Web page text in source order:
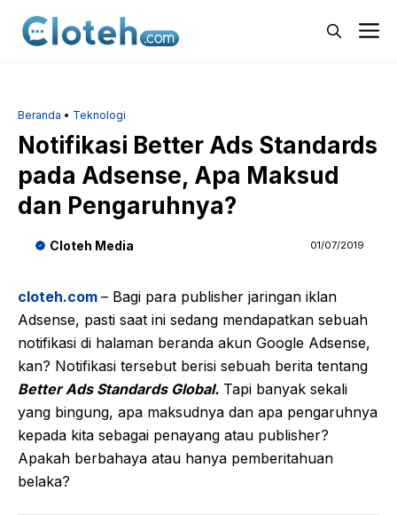
Beranda • Teknologi
Notifikasi Better Ads Standards
pada Adsense, Apa Maksud
dan Pengaruhnya?
Cloteh Media 01/07/2019
cloteh.com – Bagi para publisher jaringan iklan
Adsense, pasti saat ini sedang mendapatkan sebuah
notifikasi di halaman beranda akun Google Adsense,
kan? Notifikasi tersebut berisi sebuah berita tentang
Better Ads Standards Global. Tapi banyak sekali
yang bingung, apa maksudnya dan apa pengaruhnya
kepada kita sebagai penayang atau publisher?
Apakah berbahaya atau hanya pemberitahuan
belaka?